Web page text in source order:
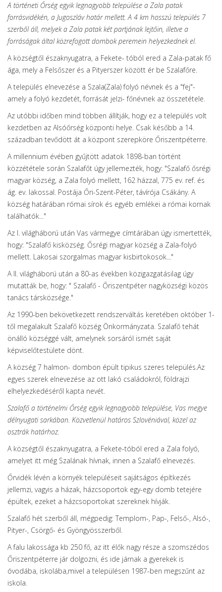
A történeti Őrség egyik legnagyobb települése a Zala patak
forrásvidékén, a Jugoszláv határ mellett. A 4 km hosszú település 7
szerből áll, melyek a Zala patak két partjának lejtőin, illetve a
forráságak által közrefogott dombok peremein helyezkednek el.
A községtől északnyugatra, a Fekete- tóból ered a Zala-patak fő
ága, mely a Felsőszer és a Pityerszer között ér be Szalafőre.
A település elnevezése a Szala(Zala) folyó névnek és a "fej"-
amely a folyó kezdetét, forrását jelzi- főnévnek az összetétele.
Az utóbbi időben mind többen állítják, hogy ez a település volt
kezdetben az Alsóőrség központi helye. Csak később a 14.
században tevődött át a központ szerepköre Őriszentpéterre.
A millennium évében gyűjtött adatok 1898-ban történt
közzététele során Szalafőt úgy jellemezték, hogy: "Szalafő ősrégi
magyar község, a Zala folyó mellett, 162 házzal, 775 ev. ref. és
ág. ev. lakossal. Postája Őri-Szent-Péter, távírója Csákány. A
község határában római sírok és egyéb emlékei a római kornak
találhatók..."
Az I. világháború után Vas vármegye címtárában úgy ismertették,
hogy: "Szalafő kisközség. Ősrégi magyar község a Zala-folyó
mellett. Lakosai szorgalmas magyar kisbirtokosok..."
A II. világháború után a 80-as években közigazgatásilag úgy
mutatták be, hogy: " Szalafő - Őriszentpéter nagyközségi közös
tanács társközsége."
Az 1990-ben bekövetkezett rendszerváltás keretében október 1-
től megalakult Szalafő község Önkormányzata. Szalafő tehát
önálló községgé vált, amelynek sorsáról ismét saját
képviselőtestülete dönt.
A község 7 halmon- dombon épült tipikus szeres település.Az
egyes szerek elnevezése az ott lakó családokról, földrajzi
elhelyezkedéséről kapta nevét.
Szalafő a történelmi Őrség egyik legnagyobb települése, Vas megye
délnyugati sarkában. Közvetlenül határos Szlovéniával, közel az
osztrák határhoz.
A községtől északnyugatra, a Fekete-tóból ered a Zala folyó,
amelyet itt még Szalának hívnak, innen a Szalafő elnevezés.
Őrvidék lévén a környék településeit sajátságos építkezés
jellemzi, vagyis a házak, házcsoportok egy-egy domb tetejére
épültek, ezeket a házcsoportokat szereknek hívják.
Szalafő hét szerből áll, mégpedig: Templom-, Pap-, Felső-, Alsó-,
Pityer-, Csörgő- és Gyöngyösszerből.
A falu lakossága kb 250 fő, az itt élők nagy része a szomszédos
Őriszentpéterre jár dolgozni, és ide járnak a gyerekek is
óvodába, iskolába,mivel a településen 1987-ben megszűnt az
iskola.